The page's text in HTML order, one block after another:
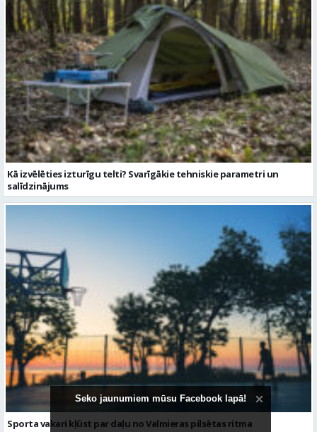
Kā izvēlēties izturīgu telti? Svarīgākie tehniskie parametri un
salīdzinājums
Sporta vakari kļūst par daļu no Valmieras pilsētas ritma
Seko jaunumiem mūsu Facebook lapā!